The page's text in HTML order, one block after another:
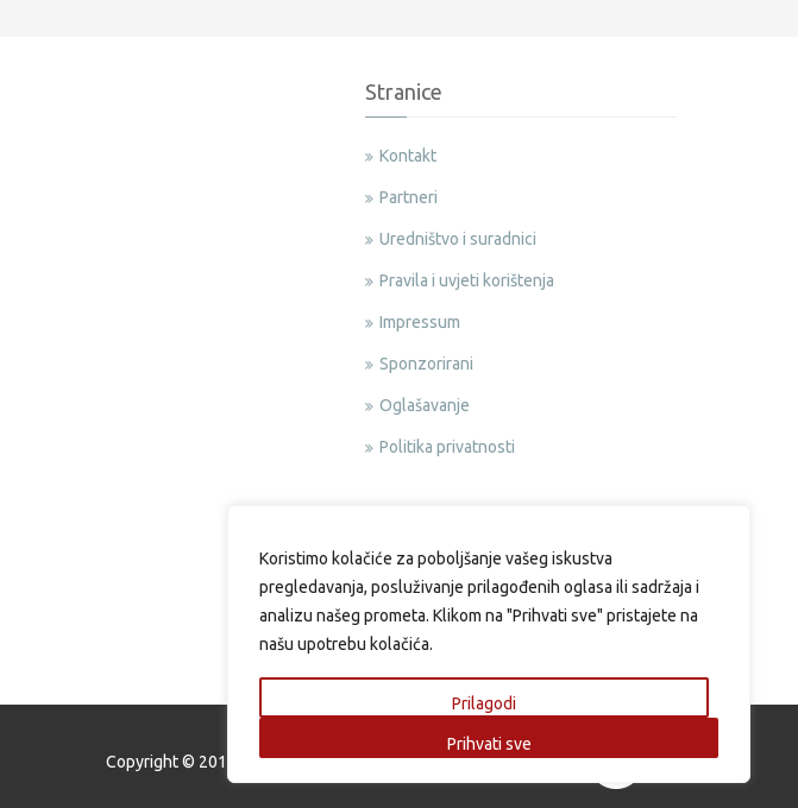
Koristimo kolačiće za poboljšanje vašeg iskustva
pregledavanja, posluživanje prilagođenih oglasa ili sadržaja i
analizu našeg prometa. Klikom na "Prihvati sve" pristajete na
našu upotrebu kolačića.
Prilagodi
Prihvati sve
Stranice
Kontakt
Partneri
Uredništvo i suradnici
Pravila i uvjeti korištenja
Impressum
Sponzorirani
Oglašavanje
Politika privatnosti
Copyright © 2015 Okusi.eu | Web design & Development by: